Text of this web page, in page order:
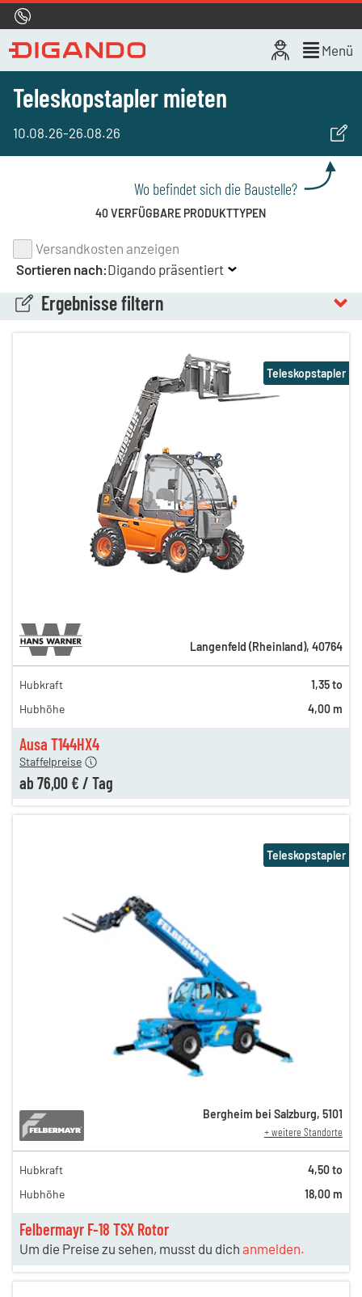
Menü
Teleskopstapler mieten
10.08.26-26.08.26
Wo befindet sich die Baustelle?
40 VERFÜGBARE PRODUKTTYPEN
Ergebnisse filtern
Versandkosten anzeigen
Sortieren nach:Digando präsentiert
Ausa T144HX4
165,00 €
132,00 €
Staffelpreise
ab 76,00 € / Tag
Teleskopstapler
Langenfeld (Rheinland), 40764
Hubkraft
1,35 to
Hubhöhe
4,00 m
Felbermayr F-18 TSX Rotor
Um die Preise zu sehen, musst du dich anmelden.
Teleskopstapler
Bergheim bei Salzburg, 5101
+ weitere Standorte
Hubkraft
4,50 to
Hubhöhe
18,00 m